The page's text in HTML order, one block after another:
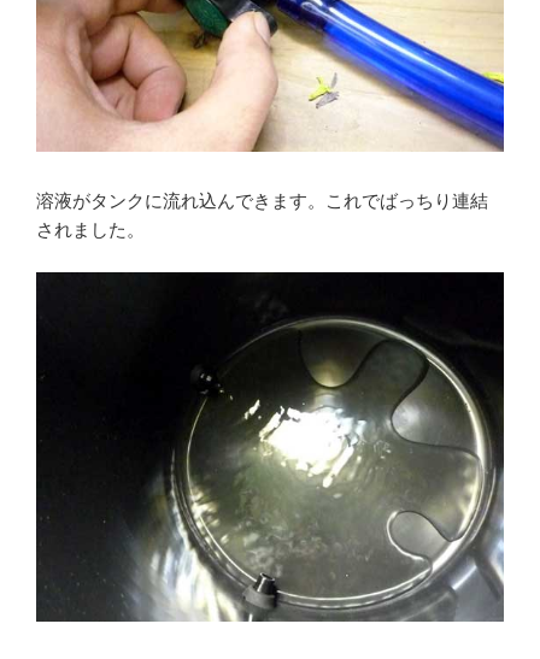
溶液がタンクに流れ込んできます。これでばっちり連結
されました。